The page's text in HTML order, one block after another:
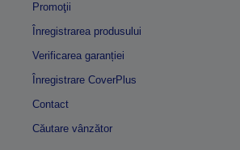
Promoţii
Înregistrarea produsului
Verificarea garanției
Înregistrare CoverPlus
Contact
Căutare vânzător